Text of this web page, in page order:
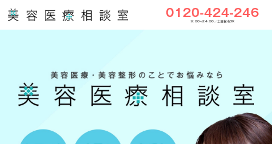
0120-424-246
9:00〜24:00／土日祝もOK